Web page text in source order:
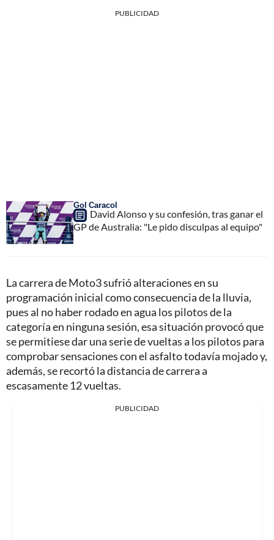
PUBLICIDAD
Gol Caracol
David Alonso y su confesión, tras ganar el
GP de Australia: "Le pido disculpas al equipo"
La carrera de Moto3 sufrió alteraciones en su
programación inicial como consecuencia de la lluvia,
pues al no haber rodado en agua los pilotos de la
categoría en ninguna sesión, esa situación provocó que
se permitiese dar una serie de vueltas a los pilotos para
comprobar sensaciones con el asfalto todavía mojado y,
además, se recortó la distancia de carrera a
escasamente 12 vueltas.
PUBLICIDAD